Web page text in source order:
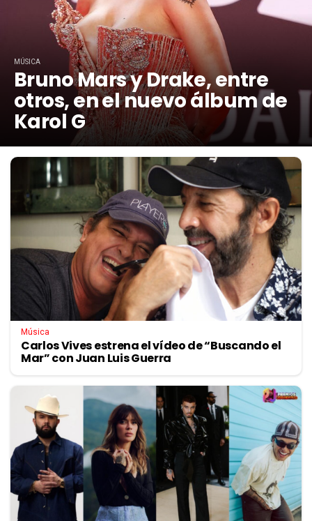
MÚSICA
Bruno Mars y Drake, entre
otros, en el nuevo álbum de
Karol G
Música
Carlos Vives estrena el vídeo de “Buscando el
Mar” con Juan Luis Guerra